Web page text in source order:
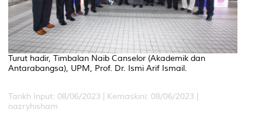
Turut hadir, Timbalan Naib Canselor (Akademik dan
Antarabangsa), UPM, Prof. Dr. Ismi Arif Ismail.
Tarikh Input: 08/06/2023 | Kemaskini: 08/06/2023 |
nazryhisham